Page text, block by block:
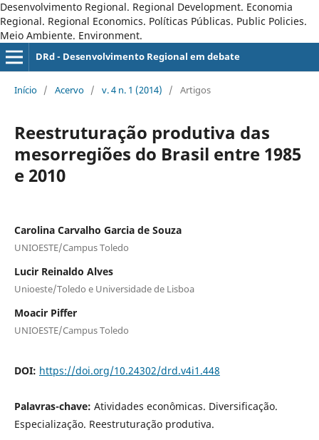
Desenvolvimento Regional. Regional Development. Economia
Regional. Regional Economics. Políticas Públicas. Public Policies.
Meio Ambiente. Environment.
DRd - Desenvolvimento Regional em debate
Início / Acervo / v. 4 n. 1 (2014) / Artigos
Reestruturação produtiva das
mesorregiões do Brasil entre 1985
e 2010
Carolina Carvalho Garcia de Souza
UNIOESTE/Campus Toledo
Lucir Reinaldo Alves
Unioeste/Toledo e Universidade de Lisboa
Moacir Piffer
UNIOESTE/Campus Toledo
DOI: https://doi.org/10.24302/drd.v4i1.448
Palavras-chave: Atividades econômicas. Diversificação.
Especialização. Reestruturação produtiva.